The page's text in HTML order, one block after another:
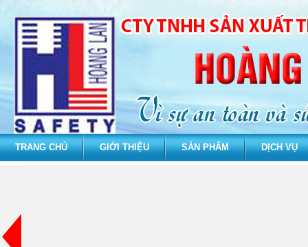
TRANG CHỦ GIỚI THIỆU SẢN PHẨM DỊCH VỤ